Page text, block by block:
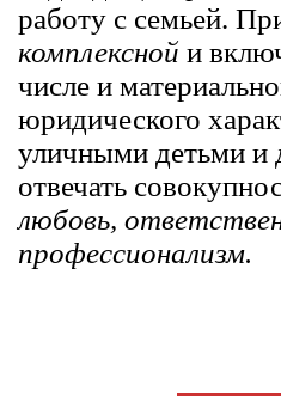
работу с семьей.
комплексной и
числе и
юридического
уличными детьми и
отвечать
любовь,
профессионализм.